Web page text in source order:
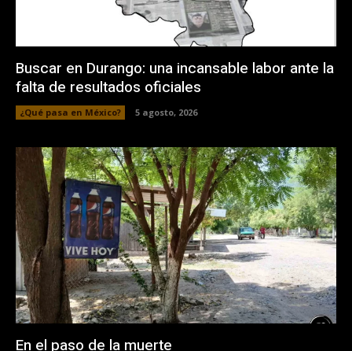
Buscar en Durango: una incansable labor ante la
falta de resultados oficiales
¿Qué pasa en México? 5 agosto, 2026
En el paso de la muerte